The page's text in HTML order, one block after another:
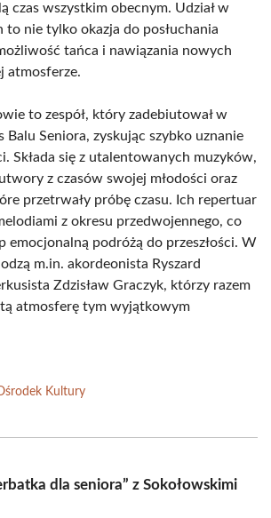
czas wszystkim obecnym. Udział w
nie tylko okazja do posłuchania
tańca i nawiązania nowych
atmosferze.
to zespół, który zadebiutował w
Balu Seniora, zyskując szybko uznanie
Składa się z utalentowanych muzyków,
z czasów swojej młodości oraz
przetrwały próbę czasu. Ich repertuar
z okresu przedwojennego, co
emocjonalną podróżą do przeszłości. W
m.in. akordeonista Ryszard
Zdzisław Graczyk, którzy razem
atmosferę tym wyjątkowym
Kultury
dla seniora” z Sokołowskimi